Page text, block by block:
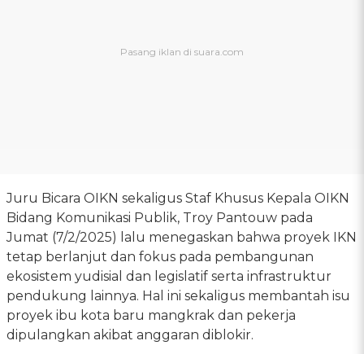
Juru Bicara OIKN sekaligus Staf Khusus Kepala OIKN
Bidang Komunikasi Publik, Troy Pantouw pada
Jumat (7/2/2025) lalu menegaskan bahwa proyek IKN
tetap berlanjut dan fokus pada pembangunan
ekosistem yudisial dan legislatif serta infrastruktur
pendukung lainnya. Hal ini sekaligus membantah isu
proyek ibu kota baru mangkrak dan pekerja
dipulangkan akibat anggaran diblokir.